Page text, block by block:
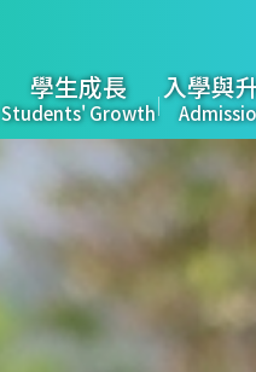
學生成長
Students' Growth
入學與